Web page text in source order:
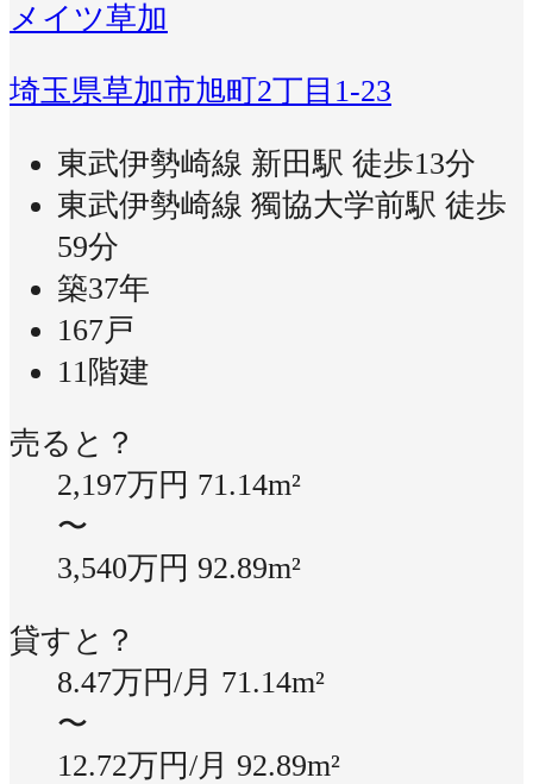
メイツ草加
埼玉県草加市旭町2丁目1-23
東武伊勢崎線 新田駅 徒歩13分
東武伊勢崎線 獨協大学前駅 徒歩
59分
築37年
167戸
11階建
売ると？
2,197万円 71.14m²
〜
3,540万円 92.89m²
貸すと？
8.47万円/月 71.14m²
〜
12.72万円/月 92.89m²